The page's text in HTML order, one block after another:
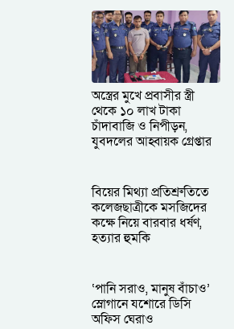
অস্ত্রের মুখে প্রবাসীর স্ত্রী
থেকে ১০ লাখ টাকা
চাঁদাবাজি ও নিপীড়ন,
যুবদলের আহ্বায়ক গ্রেপ্তার
বিয়ের মিথ্যা প্রতিশ্রুতিতে
কলেজছাত্রীকে মসজিদের
কক্ষে নিয়ে বারবার ধর্ষণ,
হত্যার হুমকি
‘পানি সরাও, মানুষ বাঁচাও’
স্লোগানে যশোরে ডিসি
অফিস ঘেরাও